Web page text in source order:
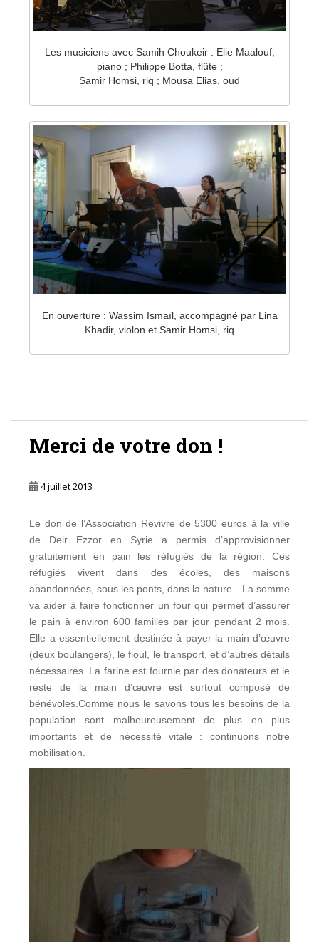
Les musiciens avec Samih Choukeir : Elie Maalouf,
piano ; Philippe Botta, flûte ;
Samir Homsi, riq ; Mousa Elias, oud
En ouverture : Wassim Ismaïl, accompagné par Lina
Khadir, violon et Samir Homsi, riq
Merci de votre don !
4 juillet 2013
Le don de l’Association Revivre de 5300 euros à la ville
de Deir Ezzor en Syrie a permis d’approvisionner
gratuitement en pain les réfugiés de la région. Ces
réfugiés vivent dans des écoles, des maisons
abandonnées, sous les ponts, dans la nature…La somme
va aider à faire fonctionner un four qui permet d’assurer
le pain à environ 600 familles par jour pendant 2 mois.
Elle a essentiellement destinée à payer la main d’œuvre
(deux boulangers), le fioul, le transport, et d’autres détails
nécessaires. La farine est fournie par des donateurs et le
reste de la main d’œuvre est surtout composé de
bénévoles.Comme nous le savons tous les besoins de la
population sont malheureusement de plus en plus
importants et de nécessité vitale : continuons notre
mobilisation.